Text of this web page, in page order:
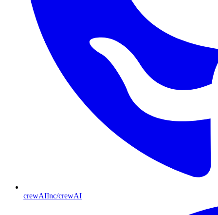
crewAIInc/crewAI